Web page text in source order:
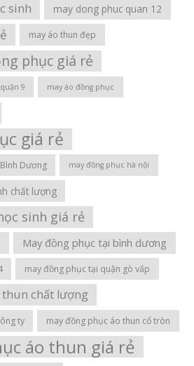
sinh may dong phuc quan 12
may áo thun đẹp
phục giá rẻ
9 may áo đồng phục
giá rẻ
Dương may đồng phục hà nội
chất lượng
sinh giá rẻ
May đồng phục tại bình dương
may đồng phục tại quận gò vấp
chất lượng
ty may đồng phục áo thun cổ tròn
áo thun giá rẻ